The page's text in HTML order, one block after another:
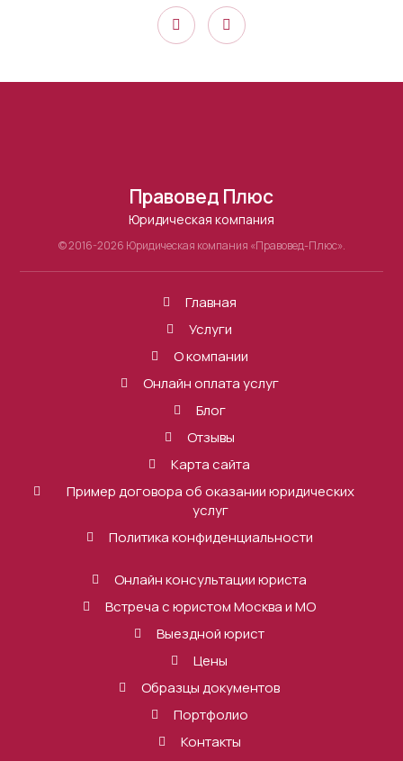
Правовед Плюс
Юридическая компания
© 2016-2026 Юридическая компания «Правовед-Плюс».
Главная
Услуги
О компании
Онлайн оплата услуг
Блог
Отзывы
Карта сайта
Пример договора об оказании юридических
услуг
Политика конфиденциальности
Онлайн консультации юриста
Встреча с юристом Москва и МО
Выездной юрист
Цены
Образцы документов
Портфолио
Контакты